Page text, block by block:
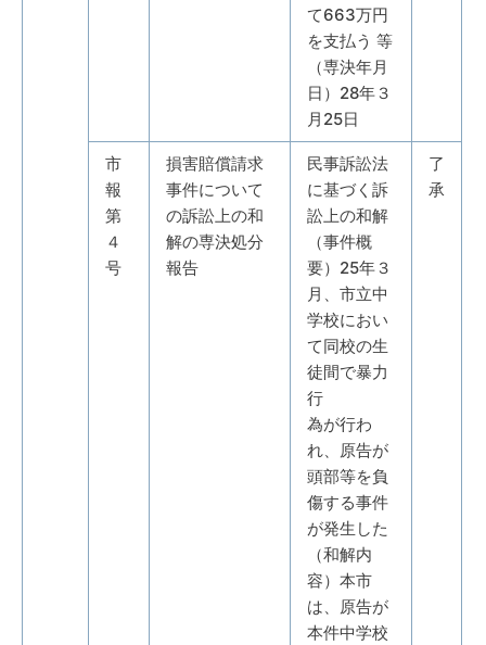
て663万円
を支払う 等
（専決年月
日）28年３
月25日
市
報
第
４
号
損害賠償請求
事件について
の訴訟上の和
解の専決処分
報告
民事訴訟法
に基づく訴
訟上の和解
（事件概
要）25年３
月、市立中
学校におい
て同校の生
徒間で暴力
行
為が行わ
れ、原告が
頭部等を負
傷する事件
が発生した
（和解内
容）本市
は、原告が
本件中学校
了
承